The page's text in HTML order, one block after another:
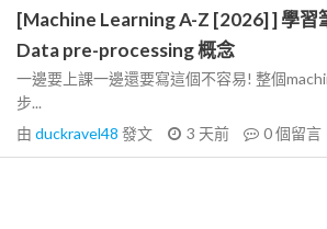
[Machine Learning A-Z [2026] ] 學習
Data pre-processing 概念
一邊要上課一邊還要寫這個不容易! 整個
步...
由 duckravel48 發文 3 天前 0個留言